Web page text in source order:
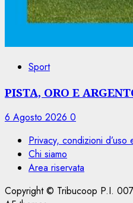
Sport
PISTA, ORO E
6 Agosto 2026 0
Privacy, condizioni
Chi siamo
Area riservata
Copyright © Tribucoop P.I.